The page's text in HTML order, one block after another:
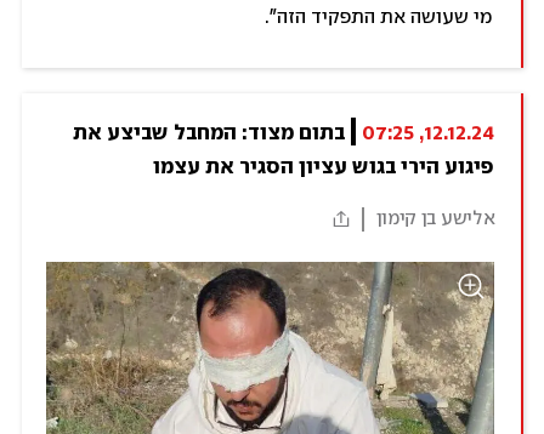
מי שעושה את התפקיד הזה".
12.12.24, 07:25
פיגוע הירי בגוש עציון הסגיר את עצמו
אלישע בן קימון